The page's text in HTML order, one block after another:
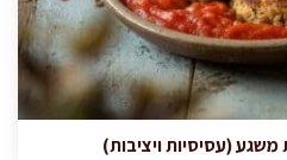
(עסיסיות ויציבות)